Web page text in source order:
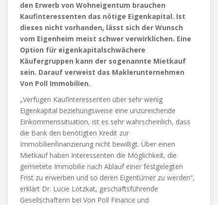
den Erwerb von Wohneigentum brauchen
Kaufinteressenten das nötige Eigenkapital. Ist
dieses nicht vorhanden, lässt sich der Wunsch
vom Eigenheim meist schwer verwirklichen. Eine
Option für eigenkapitalschwächere
Käufergruppen kann der sogenannte Mietkauf
sein. Darauf verweist das Maklerunternehmen
Von Poll Immobilien.
„Verfügen Kaufinteressenten über sehr wenig
Eigenkapital beziehungsweise eine unzureichende
Einkommenssituation, ist es sehr wahrscheinlich, dass
die Bank den benötigten Kredit zur
Immobilienfinanzierung nicht bewilligt. Über einen
Mietkauf haben Interessenten die Möglichkeit, die
gemietete Immobilie nach Ablauf einer festgelegten
Frist zu erwerben und so deren Eigentümer zu werden“,
erklärt Dr. Lucie Lotzkat, geschäftsführende
Gesellschafterin bei Von Poll Finance und